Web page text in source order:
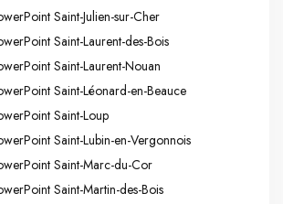
Saint-Julien-sur-Cher
Saint-Laurent-des-Bois
Saint-Laurent-Nouan
Saint-Léonard-en-Beauce
Saint-Loup
Saint-Lubin-en-Vergonnois
Saint-Marc-du-Cor
Saint-Martin-des-Bois